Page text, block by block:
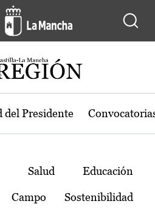
de Castilla-La
del Presidente
Salud Educación
Campo Sostenibilidad